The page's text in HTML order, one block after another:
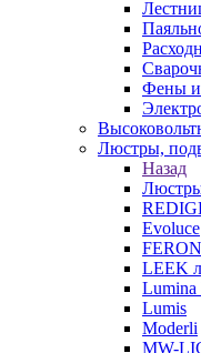
Фены и
Люстры,
Назад
Evoluce
FERON
LEEK
Lumina
Lumis
Moderli
MW-